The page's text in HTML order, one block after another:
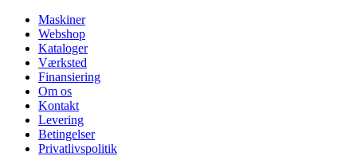
Maskiner
Webshop
Kataloger
Værksted
Finansiering
Om os
Kontakt
Levering
Betingelser
Privatlivspolitik